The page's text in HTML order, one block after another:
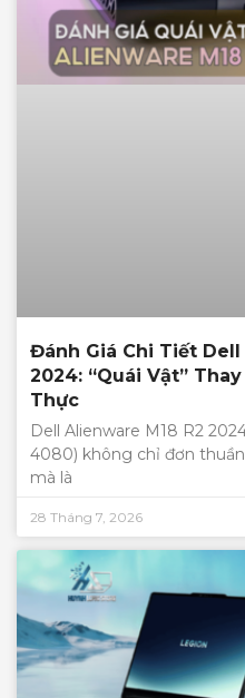
Đánh Giá Chi Tiết Dell
2024: “Quái Vật”
Thực
Dell Alienware M18 R2
4080) không chỉ đơn
mà là
28 Tháng 7, 2026